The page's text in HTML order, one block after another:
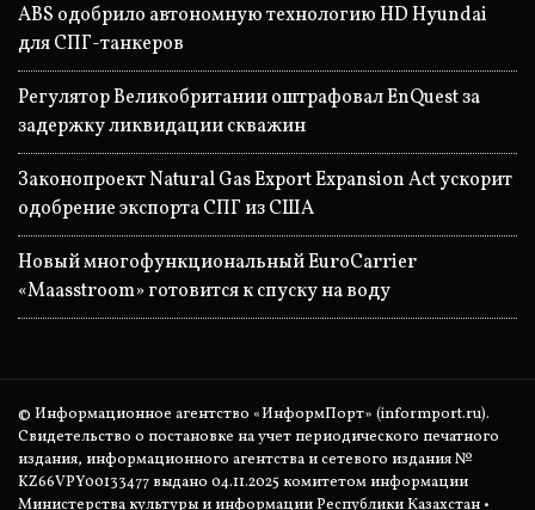
ABS одобрило автономную технологию HD Hyundai
для СПГ-танкеров
Регулятор Великобритании оштрафовал EnQuest за
задержку ликвидации скважин
Законопроект Natural Gas Export Expansion Act ускорит
одобрение экспорта СПГ из США
Новый многофункциональный EuroCarrier
«Maasstroom» готовится к спуску на воду
© Информационное агентство «ИнформПорт» (informport.ru).
Свидетельство о постановке на учет периодического печатного
издания, информационного агентства и сетевого издания №
KZ66VPY00133477 выдано 04.11.2025 комитетом информации
Министерства культуры и информации Республики Казахстан •